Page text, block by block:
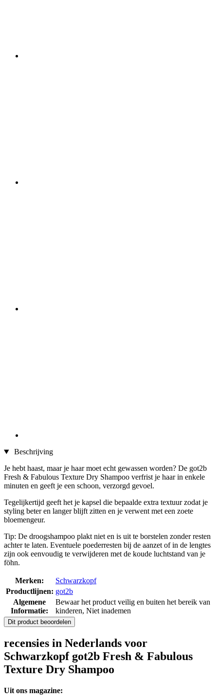
Beschrijving
Je hebt haast, maar je haar moet echt gewassen worden? De got2b
Fresh & Fabulous Texture Dry Shampoo verfrist je haar in enkele
minuten en geeft je een schoon, verzorgd gevoel.
Tegelijkertijd geeft het je kapsel die bepaalde extra textuur zodat je
styling beter en langer blijft zitten en je verwent met een zoete
bloemengeur.
Tip: De droogshampoo plakt niet en is uit te borstelen zonder resten
achter te laten. Eventuele poederresten bij de aanzet of in de lengtes
zijn ook eenvoudig te verwijderen met de koude luchtstand van je
föhn.
Merken:
Schwarzkopf
Productlijnen: got2b
Algemene
Informatie:
Bewaar het product veilig en buiten het bereik van
kinderen, Niet inademen
Dit product beoordelen
recensies in Nederlands voor
Schwarzkopf got2b Fresh & Fabulous
Texture Dry Shampoo
Uit ons magazine: